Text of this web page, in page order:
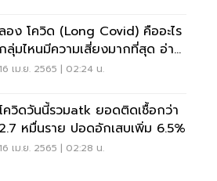
ลอง โควิด (Long Covid) คืออะไร
กลุ่มไหนมีความเสี่ยงมากที่สุด อ่าน
เลย
16 เม.ย. 2565 | 02:24 น.
ควิดวันนี้รวมatk ยอดติดเชื้อกว่า
2.7 หมื่นราย ปอดอักเสบเพิ่ม 6.5%
16 เม.ย. 2565 | 02:28 น.